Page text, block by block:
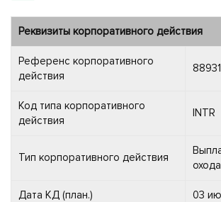
Реквизиты корпоративного действия
Референс корпоративного
действия
88931
Код типа корпоративного
действия
INTR
Тип корпоративного действия
охода
Дата КД (план.) 03